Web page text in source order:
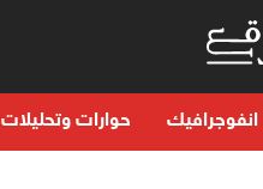
انفوجرافيك حوارات وتحليلات